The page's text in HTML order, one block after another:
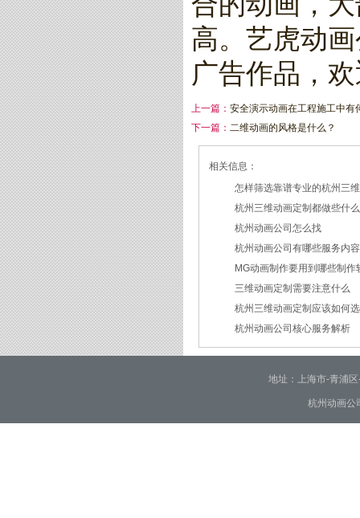
高。艺虎动
广告作品，
上一篇： 安全演示动画在工程施工中有
下一篇： 二维动画的风格是什么？
相关信息：
怎样筛选靠谱专业的杭州三
2026/07/21
杭州三维动画定制都做些什
2026/03/19
杭州动画公司怎么找
2026/03/12
杭州动画公司有哪些服务内容
2026/03/09
MG动画制作要用到哪些制作
2026/02/24
三维动画定制需要注意什么
2026/02/09
杭州三维动画定制应该如何
2026/01/30
杭州动画公司核心服务解析
2026/01/28
地址：上海市-青浦
杭州动画公